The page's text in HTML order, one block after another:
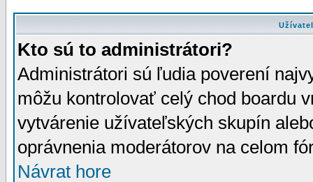
Kto sú to administrátori?
Administrátori sú ľudia poverení
môžu kontrolovať celý chod boardu
vytvárenie užívateľských skupín
oprávnenia moderátorov na celom
Návrat hore